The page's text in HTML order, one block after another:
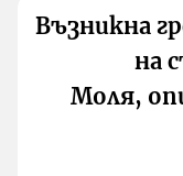
Възникна
на
Моля,